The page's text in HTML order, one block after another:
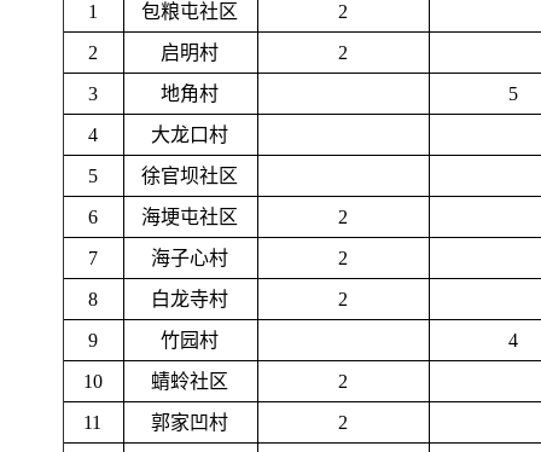
1 包粮屯社区
2
2
启明村
2
3
地角村
5
4
大龙口村
5
徐官坝社区
6
海埂屯社区
2
7
海子心村
2
8
白龙寺村
2
9
竹园村
4
10
蜻蛉社区
2
11
郭家凹村
2